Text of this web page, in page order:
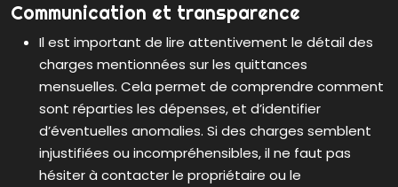
Communication et transparence
Il est important de lire attentivement le détail des
charges mentionnées sur les quittances
mensuelles. Cela permet de comprendre comment
sont réparties les dépenses, et d’identifier
d’éventuelles anomalies. Si des charges semblent
injustifiées ou incompréhensibles, il ne faut pas
hésiter à contacter le propriétaire ou le